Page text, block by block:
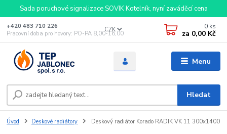
Sada poruchové signalizace SOVIK Kotelník, nyní zaváděcí cena
Menu
CZK
Hledat
+420 483 710 226
Pracovní doba pro hovory: PO-PA 8,00-16,00
0 ks
za 0,00 Kč
Úvod Deskové radiátory Deskový radiátor Korado RADIK VK 11 300x1400